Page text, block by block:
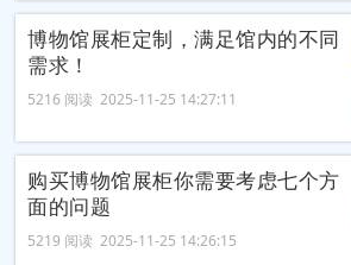
博物馆展柜定制，满足馆内的不同
需求！
5216 阅读 2025-11-25 14:27:11
购买博物馆展柜你需要考虑七个方
面的问题
5219 阅读 2025-11-25 14:26:15